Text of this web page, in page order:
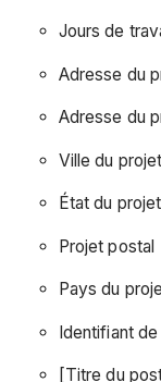
Jours de
Adresse du
Adresse du
Ville du projet
État du projet
Projet postal
Pays du
Identifiant
[Titre du